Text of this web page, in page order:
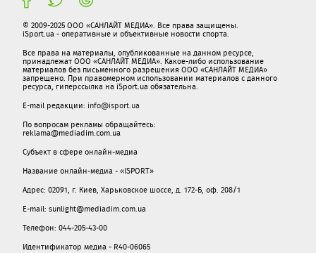
© 2009-2025 ООО «САНЛАЙТ МЕДИА». Все права защищены.
iSport.ua - оперативные и объективные новости спорта.
Все права на материалы, опубликованные на данном ресурсе,
принадлежат ООО «САНЛАЙТ МЕДИА». Какое-либо использование
материалов без письменного разрешения ООО «САНЛАЙТ МЕДИА»
запрещено. При правомерном использовании материалов с данного
ресурса, гиперссылка на iSport.ua обязательна.
E-mail редакции: info@isport.ua
По вопросам рекламы обращайтесь:
reklama@mediadim.com.ua
Субъект в сфере онлайн-медиа
Название онлайн-медиа - «ISPORT»
Адрес: 02091, г. Киев, Харьковское шоссе, д. 172-Б, оф. 208/1
E-mail: sunlight@mediadim.com.ua
Телефон: 044-205-43-00
Идентификатор медиа - R40-06065